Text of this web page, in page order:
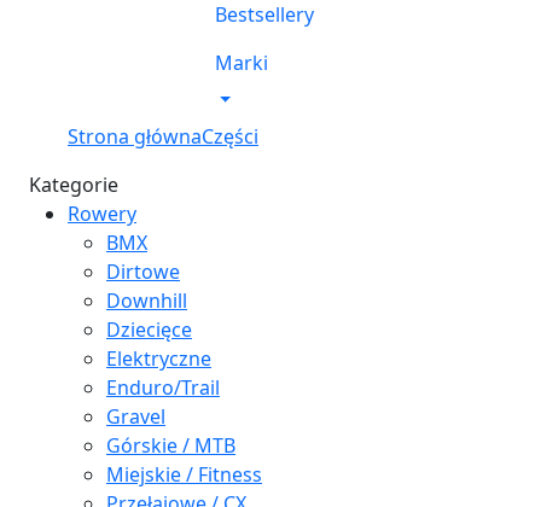
Bestsellery
Marki
Strona głównaCzęści
Kategorie
Rowery
BMX
Dirtowe
Downhill
Dziecięce
Elektryczne
Enduro/Trail
Gravel
Górskie / MTB
Miejskie / Fitness